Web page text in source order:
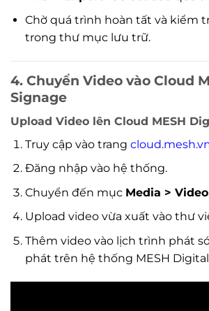
Chờ quá trình hoàn tất và kiểm
trong thư mục lưu trữ.
4. Chuyển Video vào Cloud
Signage
Upload Video lên Cloud MESH
Truy cập vào trang
Đăng nhập vào hệ thống.
Chuyển đến mục Media > Video
Upload video vừa xuất vào thư
Thêm video vào lịch trình phát
phát trên hệ thống MESH